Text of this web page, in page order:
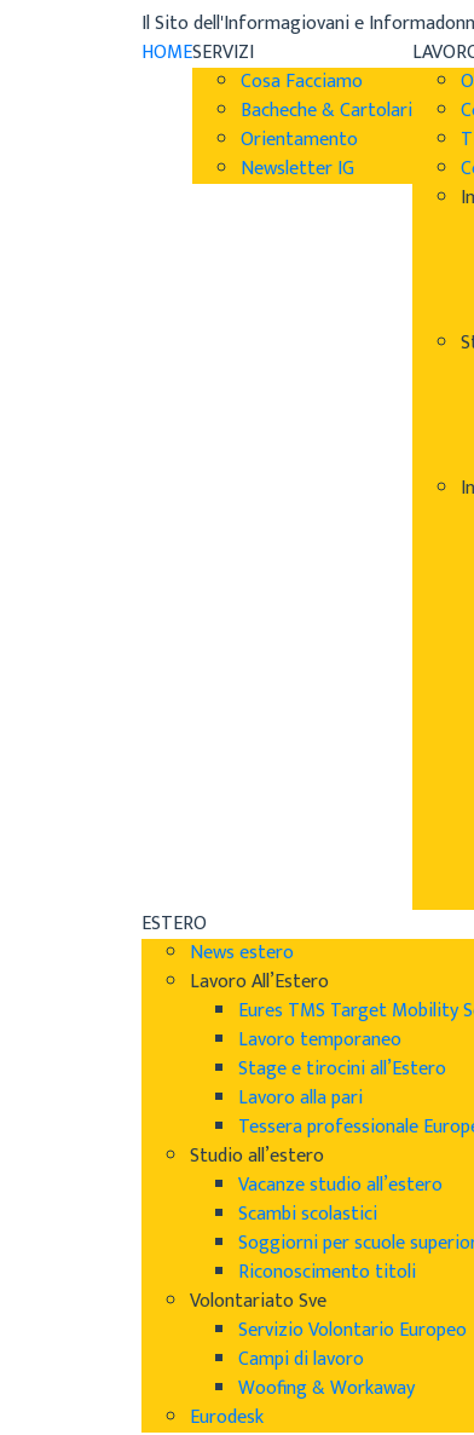
Il Sito dell'Informagiovani e
HOMESERVIZI
Cosa Facciamo
Bacheche & Cartolari
Orientamento
Newsletter IG
ESTERO
News estero
Lavoro All’Estero
Eures TMS Target Mobility
Lavoro temporaneo
Stage e tirocini all’Estero
Lavoro alla pari
Tessera professionale
Studio all’estero
Vacanze studio all’estero
Scambi scolastici
Soggiorni per scuole
Riconoscimento titoli
Volontariato Sve
Servizio Volontario Europeo
Campi di lavoro
Woofing & Workaway
Eurodesk